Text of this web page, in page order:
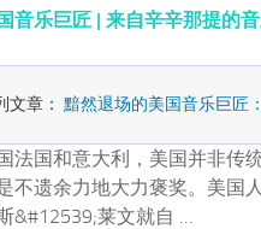
音乐巨匠 | 来自辛辛那提的
文章：黯然退场的美国音乐巨匠
法国和意大利，美国并非传
不遗余力地大力褒奖。美国
&#12539;莱文就自 …